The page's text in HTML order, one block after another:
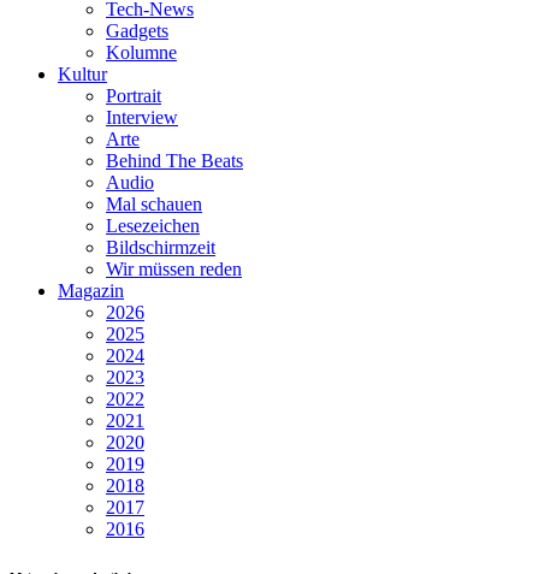
Tech-News
Gadgets
Kolumne
Kultur
Portrait
Interview
Arte
Behind The Beats
Audio
Mal schauen
Lesezeichen
Bildschirmzeit
Wir müssen reden
Magazin
2026
2025
2024
2023
2022
2021
2020
2019
2018
2017
2016